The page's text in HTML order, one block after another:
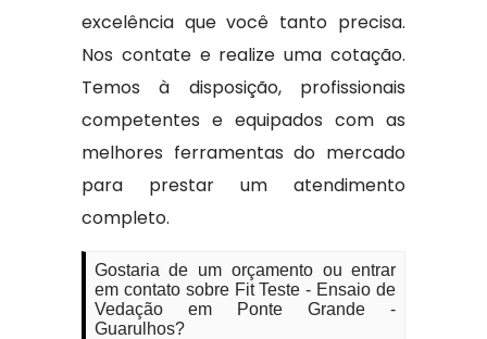
excelência que você tanto precisa.
Nos contate e realize uma cotação.
Temos à disposição, profissionais
competentes e equipados com as
melhores ferramentas do mercado
para prestar um atendimento
completo.
Gostaria de um orçamento ou entrar
em contato sobre Fit Teste - Ensaio de
Vedação em Ponte Grande -
Guarulhos?